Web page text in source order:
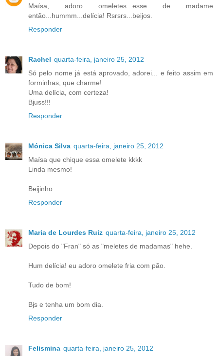
Maísa, adoro omeletes...esse de madame
então...hummm...delícia! Rsrsrs...beijos.
Responder
Rachel quarta-feira, janeiro 25, 2012
Só pelo nome já está aprovado, adorei... e feito assim em
forminhas, que charme!
Uma delícia, com certeza!
Bjuss!!!
Responder
Mónica Silva quarta-feira, janeiro 25, 2012
Maísa que chique essa omelete kkkk
Linda mesmo!
Beijinho
Responder
Maria de Lourdes Ruiz quarta-feira, janeiro 25, 2012
Depois do "Fran" só as "meletes de madamas" hehe.
Hum delícia! eu adoro omelete fria com pão.
Tudo de bom!
Bjs e tenha um bom dia.
Responder
Felismina quarta-feira, janeiro 25, 2012